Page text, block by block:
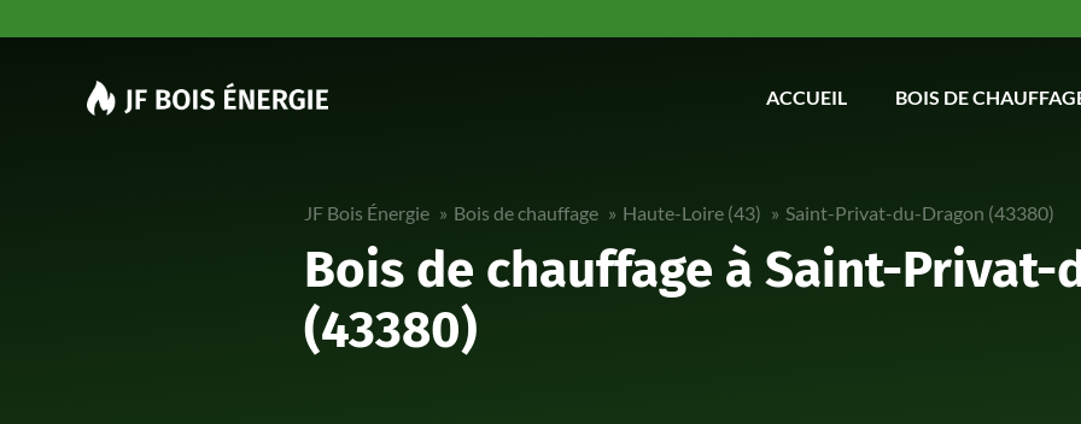
ACCUEIL BOIS DE
JF Bois Énergie Bois de chauffage Haute-Loire (43) Saint-Privat-du-Dragon (43380)
Bois de chauffage à Saint-Privat-
(43380)